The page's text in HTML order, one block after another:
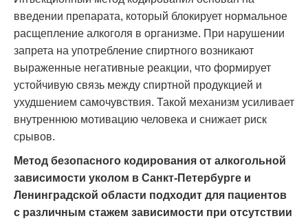
введении препарата, который блокирует нормальное
расщепление алкоголя в организме. При нарушении
запрета на употребление спиртного возникают
выраженные негативные реакции, что формирует
устойчивую связь между спиртной продукцией и
ухудшением самочувствия. Такой механизм усиливает
внутреннюю мотивацию человека и снижает риск
срывов.
Метод безопасного кодирования от алкогольной
зависимости уколом в Санкт-Петербурге и
Ленинградской области подходит для пациентов
с различным стажем зависимости при отсутствии